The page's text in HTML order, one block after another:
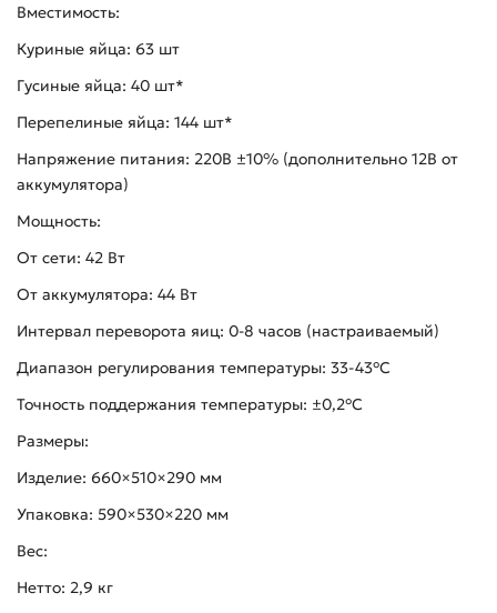
Вместимость:
Куриные яйца: 63 шт
Гусиные яйца: 40 шт*
Перепелиные яйца: 144 шт*
Напряжение питания: 220В ±10% (дополнительно 12В от
аккумулятора)
Мощность:
От сети: 42 Вт
От аккумулятора: 44 Вт
Интервал переворота яиц: 0-8 часов (настраиваемый)
Диапазон регулирования температуры: 33-43°C
Точность поддержания температуры: ±0,2°C
Размеры:
Изделие: 660×510×290 мм
Упаковка: 590×530×220 мм
Вес:
Нетто: 2,9 кг